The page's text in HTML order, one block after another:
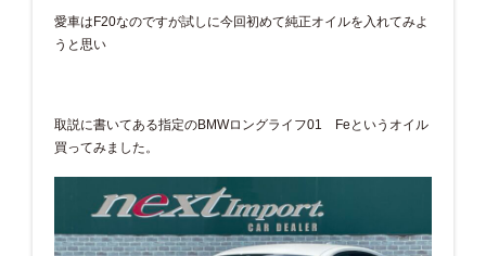
愛車はF20なのですが試しに今回初めて純正オイルを入れてみよ
うと思い
取説に書いてある指定のBMWロングライフ01 Feというオイル
買ってみました。